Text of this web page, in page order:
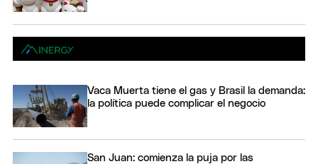
Vaca Muerta tiene el gas y Brasil la demanda:
la política puede complicar el negocio
San Juan: comienza la puja por las